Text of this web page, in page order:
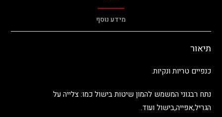
מידע נוסף
תיאור
כנפיים טריות ונקיות.
נתח רבגוני המשמש להמון שיטות בישול כמו: צלייה על
הגריל,אפייה,בישול ועוד.